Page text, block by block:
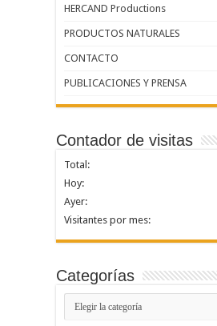
HERCAND Productions
PRODUCTOS NATURALES
CONTACTO
PUBLICACIONES Y PRENSA
Contador de visitas
Total:
Hoy:
Ayer:
Visitantes por mes:
Categorías
Categorías